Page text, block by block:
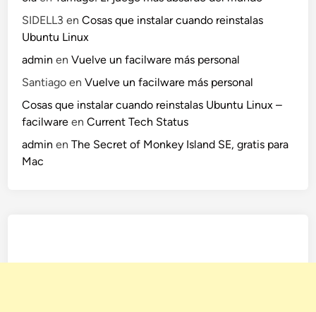
SIDELL3 enCosas que instalar cuando reinstalas
Ubuntu Linux
admin enVuelve un facilware más personal
Santiago enVuelve un facilware más personal
Cosas que instalar cuando reinstalas Ubuntu Linux –
facilware enCurrent Tech Status
admin enThe Secret of Monkey Island SE, gratis para
Mac